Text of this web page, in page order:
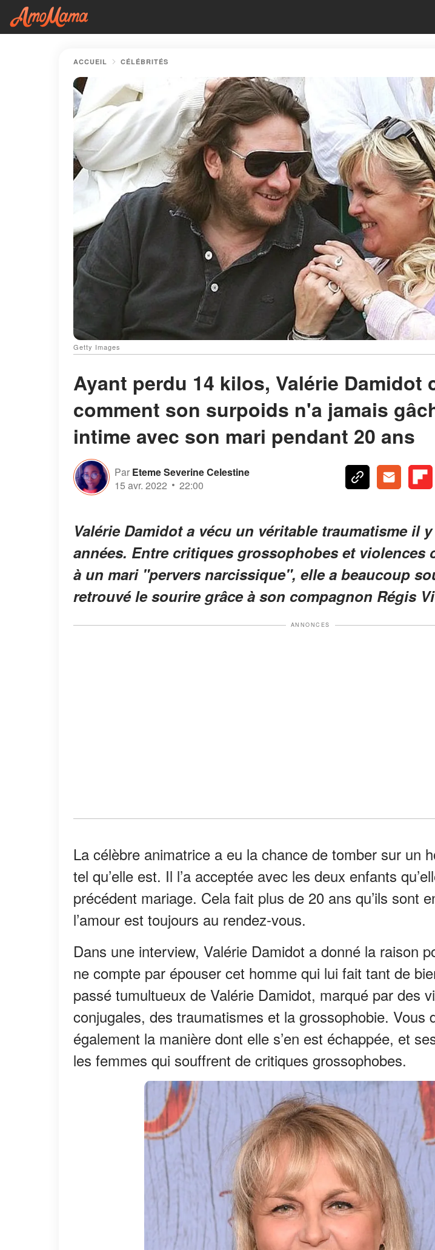
ACCUEIL CÉLÉBRITÉS
Getty Images
Ayant perdu 14 kilos, Valérie Damidot
comment son surpoids n'a jamais
intime avec son mari pendant 20 ans
Par Eteme Severine Celestine
15 avr. 2022
22:00
Valérie Damidot a vécu un véritable traumatisme il
années. Entre critiques grossophobes et violences
à un mari "pervers narcissique", elle a beaucoup
retrouvé le sourire grâce à son compagnon Régis
ANNONCES
La célèbre animatrice a eu la chance de tomber sur un
tel qu’elle est. Il l’a acceptée avec les deux enfants
précédent mariage. Cela fait plus de 20 ans qu’ils sont
l’amour est toujours au rendez-vous.
Dans une interview, Valérie Damidot a donné la raison
ne compte par épouser cet homme qui lui fait tant de
passé tumultueux de Valérie Damidot, marqué par des
conjugales, des traumatismes et la grossophobie. Vous
également la manière dont elle s’en est échappée, et
les femmes qui souffrent de critiques grossophobes.